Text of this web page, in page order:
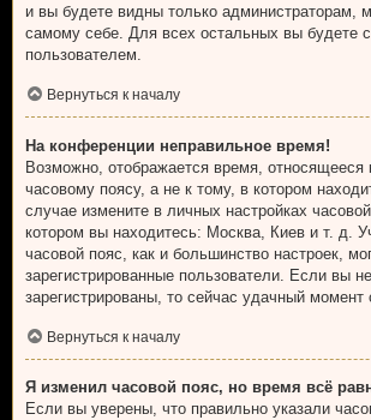
и вы будете видны только администраторам,
самому себе. Для всех остальных вы будете
пользователем.
Вернуться к началу
На конференции неправильное время!
Возможно, отображается время, относящееся
часовому поясу, а не к тому, в котором
случае измените в личных настройках
котором вы находитесь: Москва, Киев и т. д.
часовой пояс, как и большинство настроек,
зарегистрированные пользователи. Если вы не
зарегистрированы, то сейчас удачный момент
Вернуться к началу
Я изменил часовой пояс, но время всё
Если вы уверены, что правильно указали